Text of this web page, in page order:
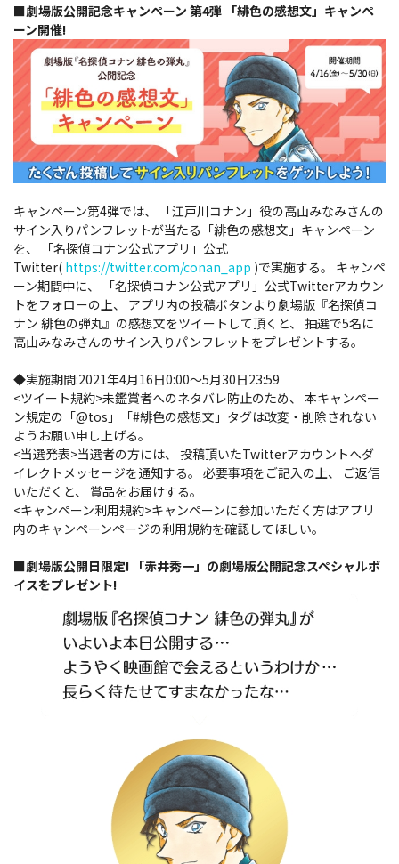
■劇場版公開記念キャンペーン 第4弾 「緋色の感想文」キャンペ
ーン開催!
キャンペーン第4弾では、 「江戸川コナン」役の高山みなみさんの
サイン入りパンフレットが当たる「緋色の感想文」キャンペーン
を、 「名探偵コナン公式アプリ」公式
Twitter( https://twitter.com/conan_app )で実施する。 キャンペ
ーン期間中に、 「名探偵コナン公式アプリ」公式Twitterアカウン
トをフォローの上、 アプリ内の投稿ボタンより劇場版『名探偵コ
ナン 緋色の弾丸』の感想文をツイートして頂くと、 抽選で5名に
高山みなみさんのサイン入りパンフレットをプレゼントする。
◆実施期間:2021年4月16日0:00～5月30日23:59
<ツイート規約>未鑑賞者へのネタバレ防止のため、 本キャンペー
ン規定の「@tos」「#緋色の感想文」タグは改変・削除されない
ようお願い申し上げる。
<当選発表>当選者の方には、 投稿頂いたTwitterアカウントへダ
イレクトメッセージを通知する。 必要事項をご記入の上、 ご返信
いただくと、 賞品をお届けする。
<キャンペーン利用規約>キャンペーンに参加いただく方はアプリ
内のキャンペーンページの利用規約を確認してほしい。
■劇場版公開日限定! 「赤井秀一」の劇場版公開記念スペシャルボ
イスをプレゼント!